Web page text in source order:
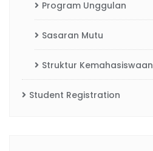
Program Unggulan
Sasaran Mutu
Struktur Kemahasiswaan
Student Registration